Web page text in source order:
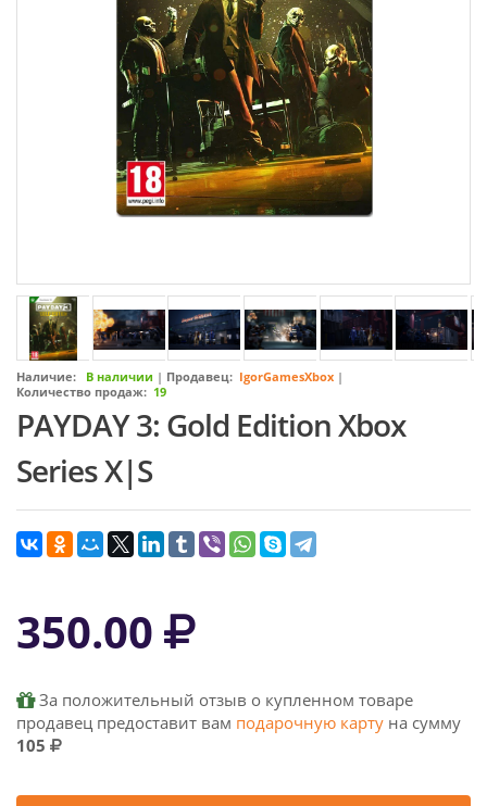
Наличие: В наличии | Продавец: IgorGamesXbox |
Количество продаж: 19
PAYDAY 3: Gold Edition Xbox
Series X|S
350.00
За положительный отзыв о купленном товаре
продавец предоставит вам подарочную карту на сумму
105